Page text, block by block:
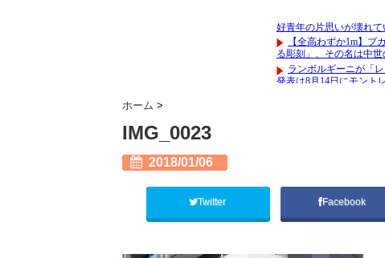
ホーム >
IMG_0023
2018/01/06
Twitter Facebook